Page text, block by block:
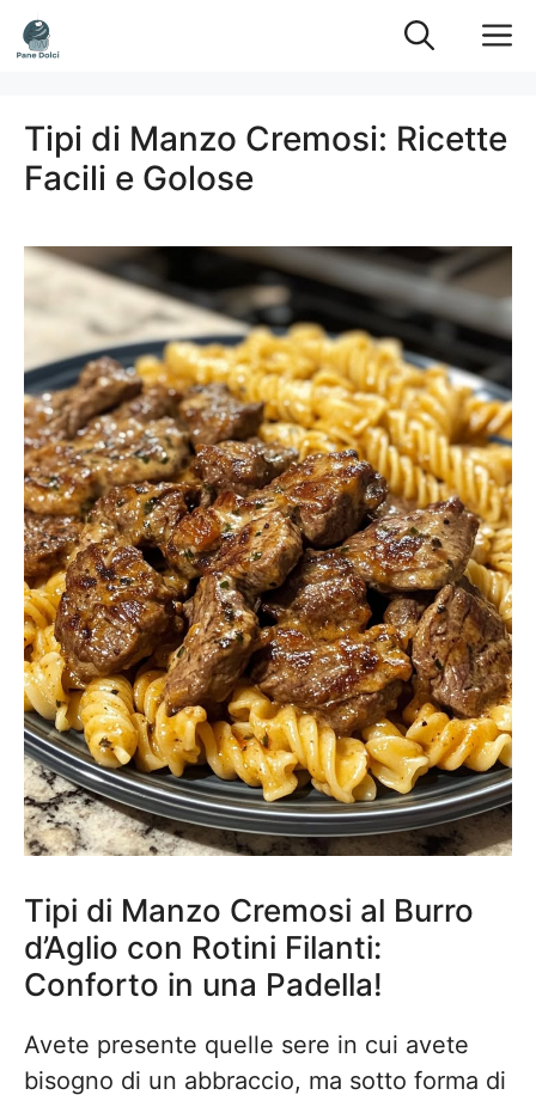
Vai
al
Tipi di Manzo Cremosi: Ricette
Facili e Golose
Tipi di Manzo Cremosi al Burro
d’Aglio con Rotini Filanti:
Conforto in una Padella!
Avete presente quelle sere in cui avete
bisogno di un abbraccio, ma sotto forma di